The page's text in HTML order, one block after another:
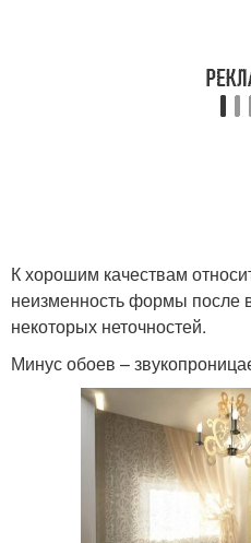
К хорошим качествам
неизменность формы после
некоторых неточностей.
Минус обоев –